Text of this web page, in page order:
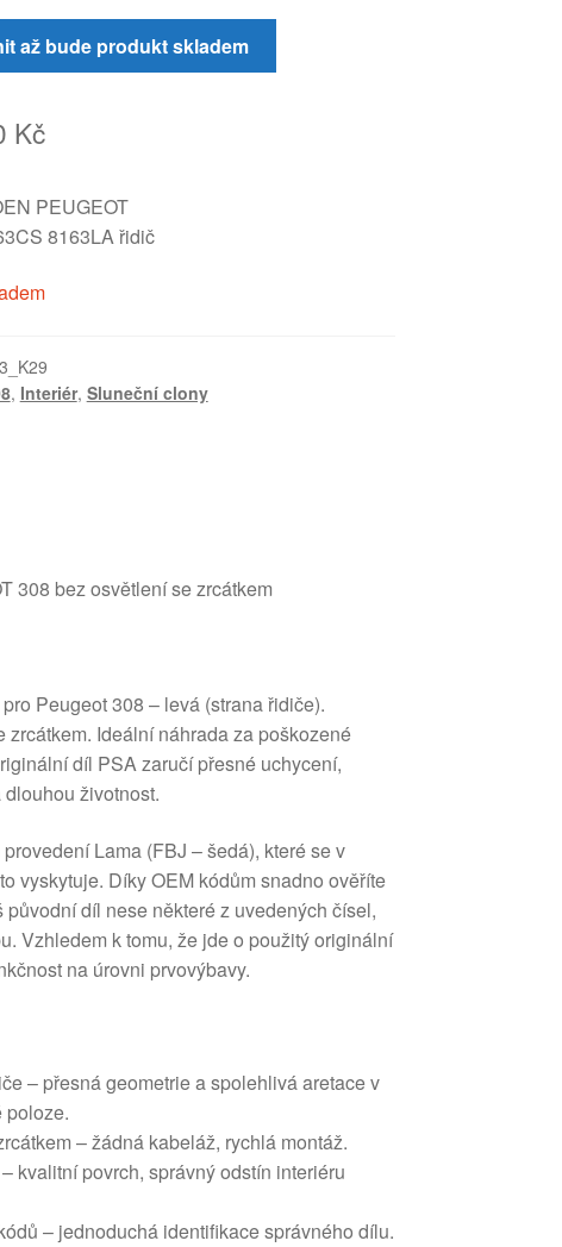
až bude produkt skladem
Kč
PEUGEOT
8163LA řidič
, Interiér, Sluneční clony
308 bez osvětlení se zrcátkem
Peugeot 308 – levá (strana řidiče).
zrcátkem. Ideální náhrada za poškozené
díl PSA zaručí přesné uchycení,
životnost.
Lama (FBJ – šedá), které se v
vyskytuje. Díky OEM kódům snadno ověříte
díl nese některé z uvedených čísel,
Vzhledem k tomu, že jde o použitý originální
na úrovni prvovýbavy.
– přesná geometrie a spolehlivá aretace v
poloze.
– žádná kabeláž, rychlá montáž.
kvalitní povrch, správný odstín interiéru
– jednoduchá identifikace správného dílu.